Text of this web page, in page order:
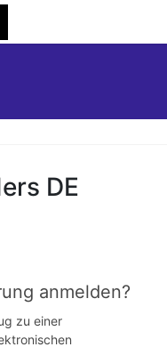
DE
anmelden?
zu einer